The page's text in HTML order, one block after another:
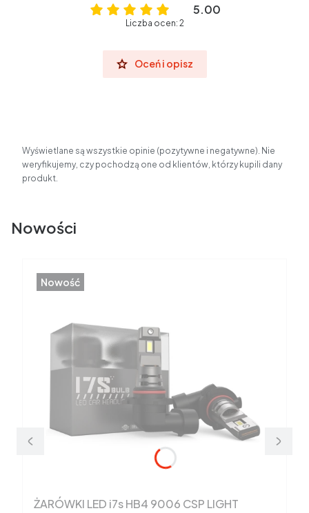
5.00
Liczba ocen: 2
Oceń i opisz
Wyświetlane są wszystkie opinie (pozytywne i negatywne). Nie
weryfikujemy, czy pochodzą one od klientów, którzy kupili dany
produkt.
Nowości
Nowość
ŻARÓWKI LED i7s HB4 9006 CSP LIGHT